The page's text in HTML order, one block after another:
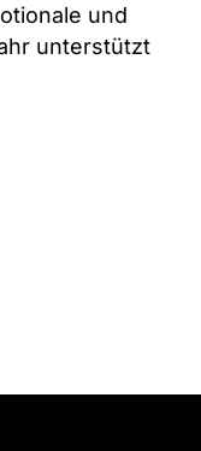
und
unterstützt